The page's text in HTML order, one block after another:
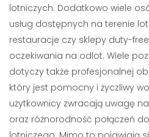
lotniczych. Dodatkowo wiele
usług dostępnych na terenie
restauracje czy sklepy duty-
oczekiwania na odlot. Wiele
dotyczy także profesjonalnej
który jest pomocny i życzliwy
użytkownicy zwracają uwagę
oraz różnorodność połączeń